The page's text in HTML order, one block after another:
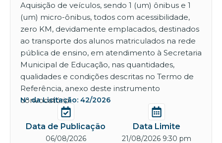
Aquisição de veículos, sendo 1 (um) ônibus e 1
(um) micro-ônibus, todos com acessibilidade,
zero KM, devidamente emplacados, destinados
ao transporte dos alunos matriculados na rede
pública de ensino, em atendimento à Secretaria
Municipal de Educação, nas quantidades,
qualidades e condições descritas no Termo de
Referência, anexo deste instrumento
convocatório.
Nº da Licitação: 42/2026
Data de Publicação
06/08/2026
Data Limite
21/08/2026 9:30 pm